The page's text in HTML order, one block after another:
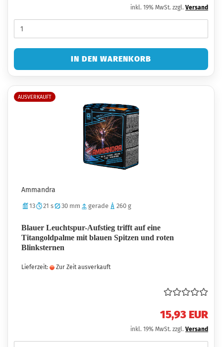
inkl. 19% MwSt. zzgl. Versand
IN DEN WARENKORB
AUSVERKAUFT
Ammandra
13 21 s 30 mm gerade 260 g
Blauer Leuchtspur-Aufstieg trifft auf eine
Titangoldpalme mit blauen Spitzen und roten
Blinksternen
Lieferzeit: Zur Zeit ausverkauft
15,93 EUR
inkl. 19% MwSt. zzgl. Versand